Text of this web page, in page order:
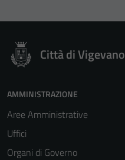
Città di Vigevano
AMMINISTRAZIONE
Aree Amministrative
Uffici
Organi di Governo